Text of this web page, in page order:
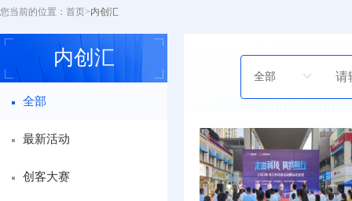
您当前的位置： 首页>内创汇
内创汇
全部
最新活动
创客大赛